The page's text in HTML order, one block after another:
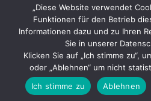
Standort Vechta / Minden:
Vechta
04441 8 89 93 40
© 2026 Beyer
„Diese Website verwendet
Funktionen für den Betrieb
Informationen dazu und zu Ihren
Sie in unserer
Klicken Sie auf „Ich stimme zu“,
oder „Ablehnen“ um nicht
Ich stimme zu
Ablehnen